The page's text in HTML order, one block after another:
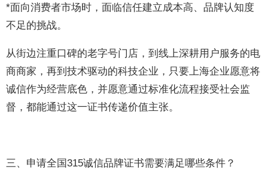
*面向消费者市场时，面临信任建立成本高、品牌认知度
不足的挑战。
从街边注重口碑的老字号门店，到线上深耕用户服务的电
商商家，再到技术驱动的科技企业，只要上海企业愿意将
诚信作为经营底色，并愿意通过标准化流程接受社会监
督，都能通过这一证书传递价值主张。
三、申请全国315诚信品牌证书需要满足哪些条件？